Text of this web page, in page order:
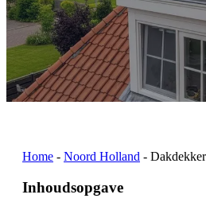
Home - Noord Holland -
Inhoudsopgave